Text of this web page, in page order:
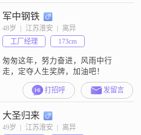
军中钢铁
48岁  |  江苏淮安  |  离异
工厂经理
173cm
匆匆这年，努力奋进，风雨中行
走，定夺人生奖牌，加油吧！
打招呼 发留言
大圣归来
49岁  |  江苏淮安  |  离异